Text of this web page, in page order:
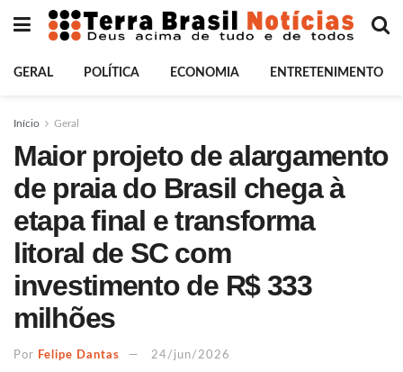
GERAL POLÍTICA ECONOMIA ENTRETENIMENTO
Início Geral
Maior projeto de alargamento
de praia do Brasil chega à
etapa final e transforma
litoral de SC com
investimento de R$ 333
milhões
Por Felipe Dantas 24/jun/2026